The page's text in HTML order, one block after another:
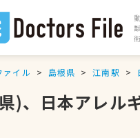
ァイル 島根県 江南駅
)、日本アレル